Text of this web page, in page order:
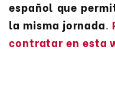
español que
la misma jornada.
contratar en esta